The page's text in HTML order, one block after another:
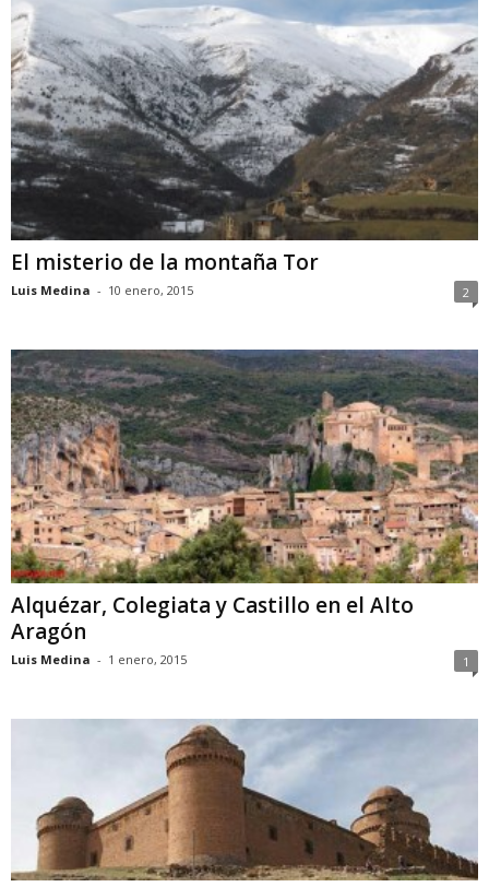
El misterio de la montaña Tor
Luis Medina - 10 enero, 2015 2
Alquézar, Colegiata y Castillo en el Alto
Aragón
Luis Medina - 1 enero, 2015 1